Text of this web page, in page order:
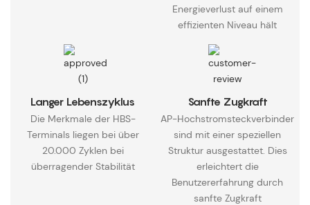
Energieverlust auf einem
effizienten Niveau hält
Langer Lebenszyklus
Die Merkmale der HBS-
Terminals liegen bei über
20.000 Zyklen bei
überragender Stabilität
Sanfte Zugkraft
AP-Hochstromsteckverbinder
sind mit einer speziellen
Struktur ausgestattet. Dies
erleichtert die
Benutzererfahrung durch
sanfte Zugkraft